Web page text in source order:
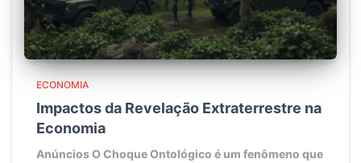
ECONOMIA
Impactos da Revelação Extraterrestre na
Economia
Anúncios O Choque Ontológico é um fenômeno que